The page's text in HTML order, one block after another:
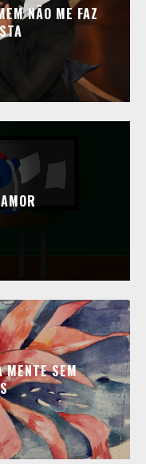
NÃO ME FAZ
MENTE SEM